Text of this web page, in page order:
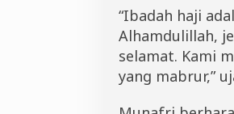
“Ibadah haji
Alhamdulillah,
selamat. Kami
yang mabrur,”